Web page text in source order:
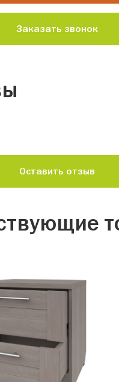
Заказать звонок
Оставить отзыв